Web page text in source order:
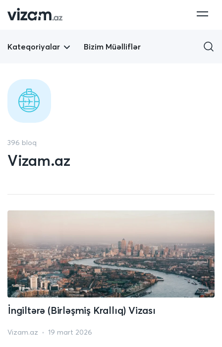
Kateqoriyalar Bizim Müəlliflər
396 bloq
Vizam.az
İngiltərə (Birləşmiş Krallıq) Vizası
Vizam.az 19 mart 2026